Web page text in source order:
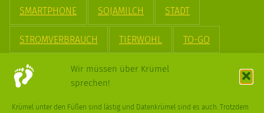
Wir müssen über Krümel
sprechen!
Krümel unter den Füßen sind lästig und Datenkrümel sind es auch. Trotzdem
SMARTPHONE SOJAMILCH STADT
STROMVERBRAUCH TIERWOHL TO-GO
TREND UPCYCLING VEGAN